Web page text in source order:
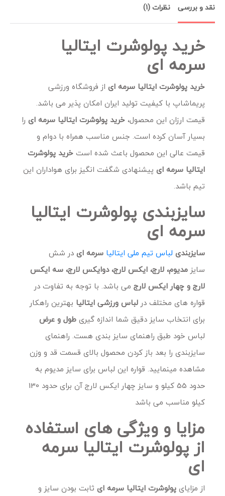
نقد و بررسی نظرات (1)
خرید پولوشرت ایتالیا
سرمه ای
خرید پولوشرت ایتالیا سرمه ای از فروشگاه ورزشی
پریماشاپ با کیفیت تولید ایران امکان پذیر می باشد.
قیمت ارزان این محصول،خرید پولوشرت ایتالیا سرمه ای را
بسیار آسان کرده است. جنس مناسب همراه با دوام و
قیمت عالی این محصول باعث شده استخرید پولوشرت
ایتالیا سرمه ای پیشنهادی شگفت انگیز برای هواداران این
تیم باشد.
سایزبندی پولوشرت ایتالیا
سرمه ای
سایزبندی لباس تیم ملی ایتالیا سرمه ایدر شش
سایز مدیوم، لارج، ایکس لارج، دوایکس لارج، سه ایکس
لارج و چهار ایکس لارج می باشد. با توجه به تفاوت در
قواره های مختلف در لباس ورزشی ایتالیا بهترین راهکار
برای انتخاب سایز دقیق شما اندازه گیریطول و عرض
لباس خود طبق راهنمای سایز بندی هست. راهنمای
سایزبندی را بعد باز کردن محصول بالای قسمت قد و وزن
مشاهده مینمایید. قواره این لباس برای سایز مدیوم به
حدود 55 کیلو و سایز چهار ایکس لارج آن برای حدود 130
کیلو مناسب می باشد
مزایا و ویژگی های استفاده
از پولوشرت ایتالیا سرمه
ای
از مزایایپولوشرت ایتالیا سرمه ای ثابت بودن سایز و